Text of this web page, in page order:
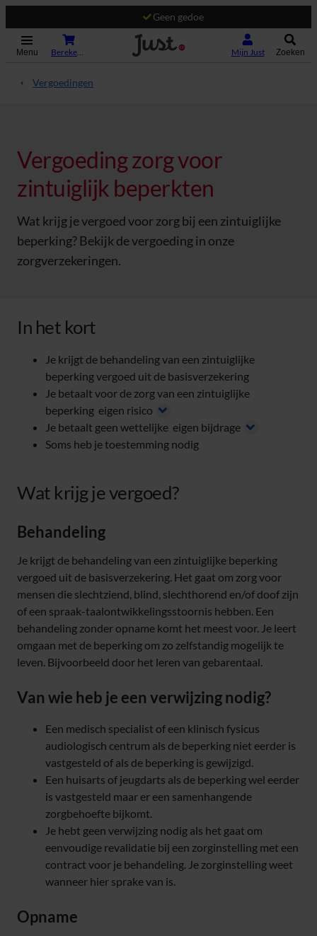
Geen gedoe
Menu Mijn Just Zoeken
Vergoedingen
Vergoeding zorg voor
zintuiglijk beperkten
Wat krijg je vergoed voor zorg bij een zintuiglijke
beperking? Bekijk de vergoeding in onze
zorgverzekeringen.
In het kort
Je krijgt de behandeling van een zintuiglijke
beperking vergoed uit de basisverzekering
Je betaalt voor de zorg van een zintuiglijke
beperking eigen risico
Je betaalt geen wettelijke eigen bijdrage
Soms heb je toestemming nodig
Wat krijg je vergoed?
Behandeling
Je krijgt de behandeling van een zintuiglijke beperking
vergoed uit de basisverzekering. Het gaat om zorg voor
mensen die slechtziend, blind, slechthorend en/of doof zijn
of een spraak-taalontwikkelingsstoornis hebben. Een
behandeling zonder opname komt het meest voor. Je leert
omgaan met de beperking om zo zelfstandig mogelijk te
leven. Bijvoorbeeld door het leren van gebarentaal.
Van wie heb je een verwijzing nodig?
Een medisch specialist of een klinisch fysicus
audiologisch centrum als de beperking niet eerder is
vastgesteld of als de beperking is gewijzigd.
Een huisarts of jeugdarts als de beperking wel eerder
is vastgesteld maar er een samenhangende
zorgbehoefte bijkomt.
Je hebt geen verwijzing nodig als het gaat om
eenvoudige revalidatie bij een zorginstelling met een
contract voor je behandeling. Je zorginstelling weet
wanneer hier sprake van is.
Opname